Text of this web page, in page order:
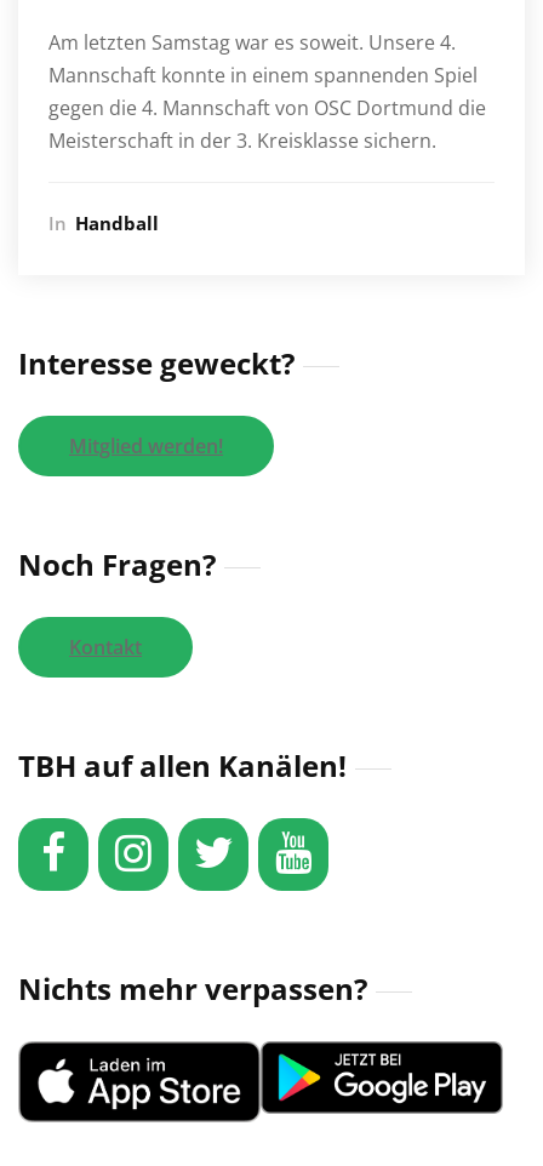
Am letzten Samstag war es soweit. Unsere 4.
Mannschaft konnte in einem spannenden Spiel
gegen die 4. Mannschaft von OSC Dortmund die
Meisterschaft in der 3. Kreisklasse sichern.
In Handball
Interesse geweckt?
Mitglied werden!
Noch Fragen?
Kontakt
TBH auf allen Kanälen!
Nichts mehr verpassen?